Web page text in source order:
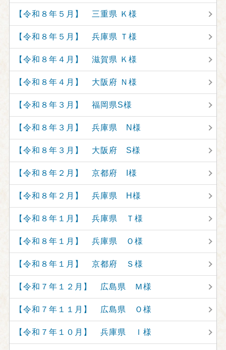
【令和８年５月】 三重県 Ｋ様
【令和８年５月】 兵庫県 Ｔ様
【令和８年４月】 滋賀県 Ｋ様
【令和８年４月】 大阪府 Ｎ様
【令和８年３月】 福岡県S様
【令和８年３月】 兵庫県 N様
【令和８年３月】 大阪府 S様
【令和８年２月】 京都府 I様
【令和８年２月】 兵庫県 H様
【令和８年１月】 兵庫県 Ｔ様
【令和８年１月】 兵庫県 Ｏ様
【令和８年１月】 京都府 Ｓ様
【令和７年１２月】 広島県 Ｍ様
【令和７年１１月】 広島県 Ｏ様
【令和７年１０月】 兵庫県 Ｉ様